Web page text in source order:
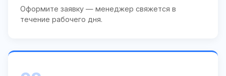
Оформите заявку — менеджер свяжется в
течение рабочего дня.